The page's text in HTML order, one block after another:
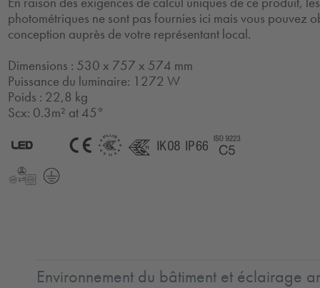
photométriques ne sont pas fournies ici mais vous pouvez
conception auprès de votre représentant local.
Dimensions : 530 x 757 x 574 mm
Puissance du luminaire: 1272 W
Poids : 22,8 kg
Scx: 0.3m² at 45°
Environnement du bâtiment et éclairage